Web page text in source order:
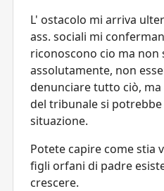
L' ostacolo mi arriva
ass. sociali mi
riconoscono cio ma non
assolutamente, non
denunciare tutto ciò,
del tribunale si
situazione.
Potete capire come stia
figli orfani di padre
crescere.